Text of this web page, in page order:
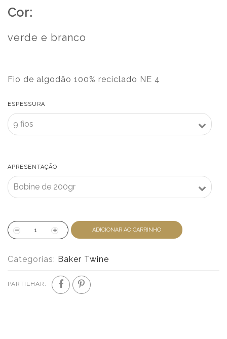
Cor:
verde e branco
Fio de algodão 100% reciclado NE 4
ESPESSURA
APRESENTAÇÃO
ADICIONAR AO CARRINHO
Categorias: Baker Twine
PARTILHAR: